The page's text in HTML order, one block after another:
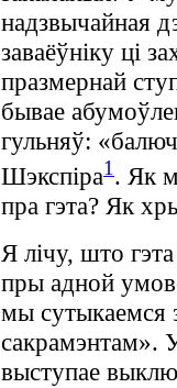
надзвычайная
заваёўніку ці
празмернай
бывае
гульняў:
Шэкспіра1 . Як
пра гэта? Як
Я лічу, што
пры адной
мы сутыкаемся
сакрамэнтам».
выступае